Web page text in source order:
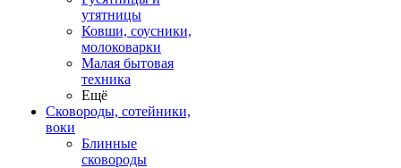
утятницы
Ковши, соусники,
молоковарки
Малая бытовая
техника
Ещё
Сковороды, сотейники,
воки
Блинные
сковороды